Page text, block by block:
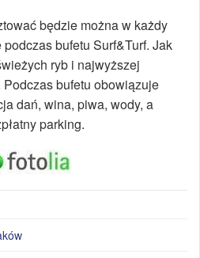
będzie można w każdy
bufetu Surf&Turf. Jak
ryb i najwyższej
bufetu obowiązuje
dań, wina, piwa, wody, a
parking.